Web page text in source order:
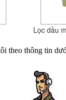
Lọc dầu
theo thông tin